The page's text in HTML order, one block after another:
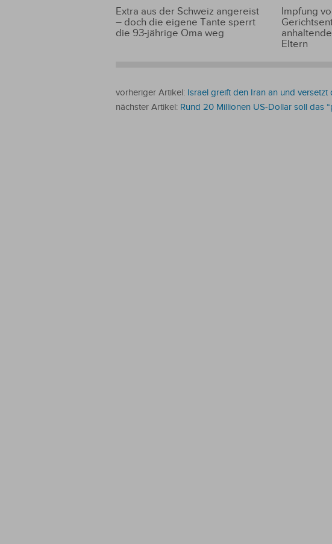
Extra aus der Schweiz angereist
– doch die eigene Tante sperrt
die 93-jährige Oma weg
Impfung
Eltern
vorheriger Artikel: Israel greift den Iran an und
nächster Artikel: Rund 20 Millionen US-Dollar soll das